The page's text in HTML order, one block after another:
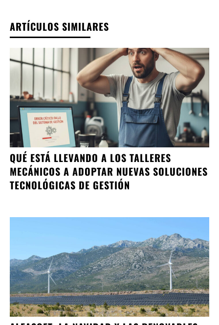
ARTÍCULOS SIMILARES
QUÉ ESTÁ LLEVANDO A LOS TALLERES
MECÁNICOS A ADOPTAR NUEVAS SOLUCIONES
TECNOLÓGICAS DE GESTIÓN